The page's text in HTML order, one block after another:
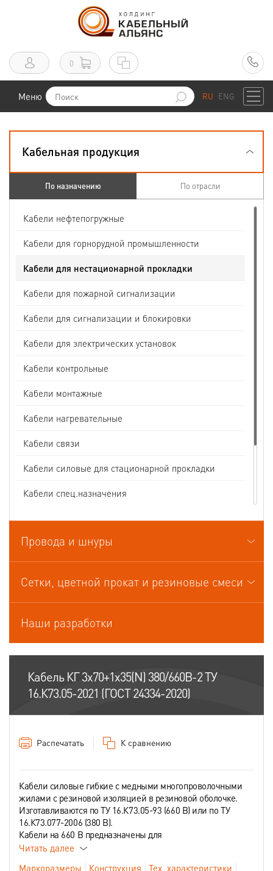
0
Меню RU ENG
Кабельная продукция
По назначению По отрасли
Кабели нефтепогружные
Кабели для горнорудной промышленности
Кабели для нестационарной прокладки
Кабели для пожарной сигнализации
Кабели для сигнализации и блокировки
Кабели для электрических установок
Кабели контрольные
Кабели монтажные
Кабели нагревательные
Кабели связи
Кабели силовые для стационарной прокладки
Кабели спец.назначения
Кабели судовые
Кабели термоэлектродные
Провода и шнуры
Сетки, цветной прокат и резиновые смеси
Наши разработки
Кабель КГ 3х70+1х35(N) 380/660В-2 ТУ
16.К73.05-2021 (ГОСТ 24334-2020)
Распечатать К сравнению
Кабели силовые гибкие с медными многопроволочными
жилами с резиновой изоляцией в резиновой оболочке.
Изготавливаются по ТУ 16.К73.05-93 (660 В) или по ТУ
16.К73.077-2006 (380 В).
Кабели на 660 В предназначены для
Читать далее
Маркоразмеры
Конструкция
Тех. характеристики